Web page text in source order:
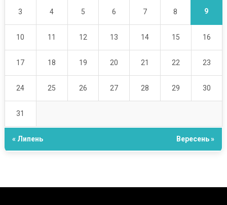
3 4 5 6 7 8 9
10 11 12 13 14 15 16
17 18 19 20 21 22 23
24 25 26 27 28 29 30
31
« Липень Вересень »